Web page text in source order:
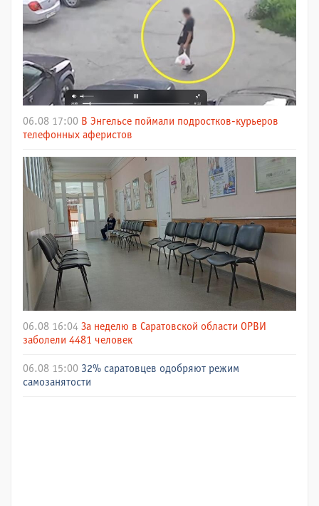
06.08 17:00 В Энгельсе поймали подростков-курьеров
телефонных аферистов
06.08 16:04 За неделю в Саратовской области ОРВИ
заболели 4481 человек
06.08 15:00 32% саратовцев одобряют режим
самозанятости